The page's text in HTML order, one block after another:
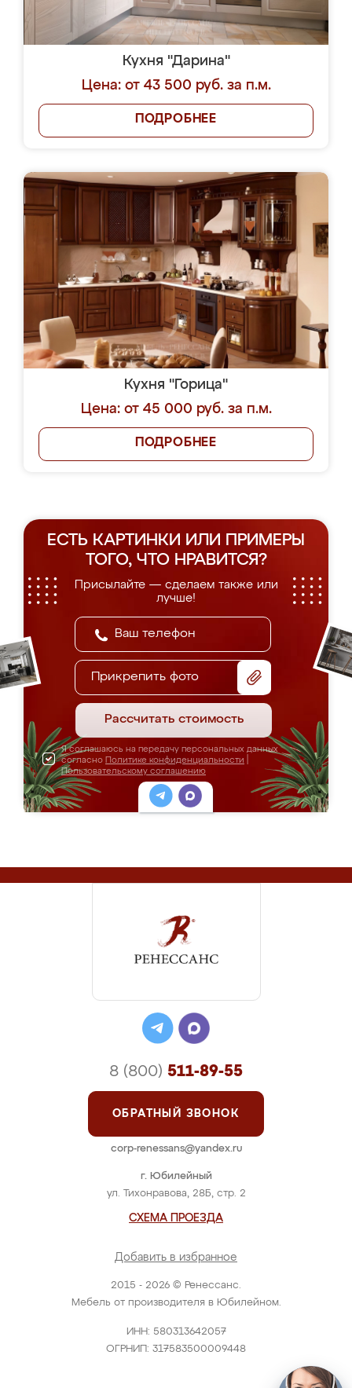
Кухня "Дарина"
Цена: от 43 500 руб. за п.м.
ПОДРОБНЕЕ
Кухня "Горица"
Цена: от 45 000 руб. за п.м.
ПОДРОБНЕЕ
ЕСТЬ КАРТИНКИ ИЛИ ПРИМЕРЫ
ТОГО, ЧТО НРАВИТСЯ?
Присылайте — сделаем также или
лучше!
Прикрепить фото
Рассчитать стоимость
Я соглашаюсь на передачу персональных данных
согласно Политике конфиденциальности
Пользовательскому соглашению
2015 - 2026 © Ренессанс.
Мебель от производителя в Юбилейном.
ИНН: 580313642057
ОГРНИП: 317583500009448
г. Юбилейный
ул. Тихонравова, 28Б, стр. 2
СХЕМА ПРОЕЗДА
Добавить в избранное
8 (800) 511-89-55
ОБРАТНЫЙ ЗВОНОК
corp-renessans@yandex.ru